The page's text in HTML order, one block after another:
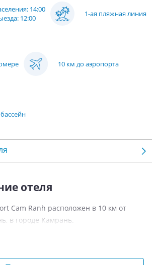
14:00
12:00
1-ая пляжная линия
10 км до аэропорта
отеля
Cam Ranh расположен в 10 км от
в городе Камрань.